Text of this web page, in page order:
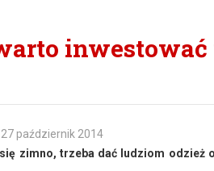
październik 2014
zimno, trzeba dać ludziom odzież